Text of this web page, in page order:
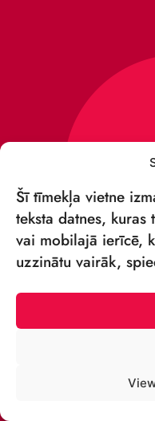
Šī tīmekļa vietne
teksta datnes, kuras
vai mobilajā ierīcē,
uzzinātu vairāk,
VSIA